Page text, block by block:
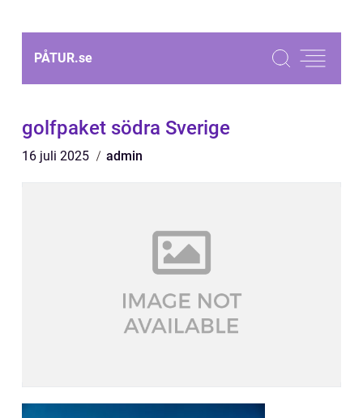
PÅTUR.se
golfpaket södra Sverige
16 juli 2025 admin